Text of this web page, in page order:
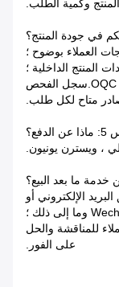
المنتج وكمية الطلب.
العملاء بوضوح ؛
المنتج الداخلية ؛
- نظام ضمان الجودة الكامل من IQC إلى OQC.سجل الفحص
متاح لكل طلب.
الدفع؟
طريق البريد الإلكتروني أو
للمناقشة والحل
على الفور.